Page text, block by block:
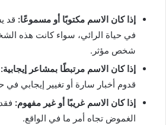
إذا كان الاسم مكتوبًا أو مسموعًا: قد
في حياة الرائي، سواء كانت هذه
شخص مؤثر.
إذا كان الاسم مرتبطًا بمشاعر إيجابية:
قدوم أخبار سارة أو تغيير إيجابي في
إذا كان الاسم غريبًا أو غير مفهوم:
الغموض تجاه أمر ما في الواقع.